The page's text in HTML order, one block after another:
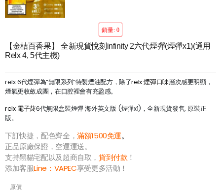
銷量: 0
【金桔百香果】 全新現貨悅刻infinity 2六代煙彈(煙彈x1)(通用
Relx 4, 5代主機)
relx 6代煙彈為“無限系列”特製煙油配方，除了relx 煙彈口味層次感更明顯，
煙氣更收斂成團，在口腔裡會有充盈感。
relx 電子菸6代無限盒裝煙彈 海外英文版 (煙彈x1)，全新現貨發售, 原裝正
版。
下訂快捷，配色齊全，滿額1500免運。
正品原廠保證，空運運送。
支持黑貓宅配以及超商自取，貨到付款 ！
添加客服Line： VAPEC享受更多活動！
原價